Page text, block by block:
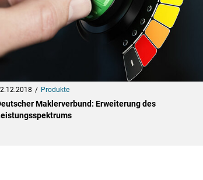
Produkte
Maklerverbund: Erweiterung des